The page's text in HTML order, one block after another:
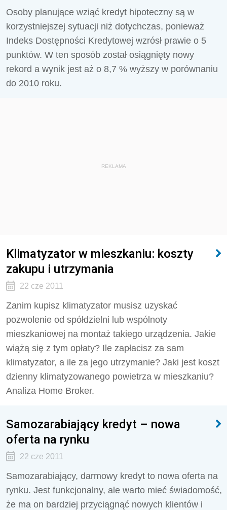
Osoby planujące wziąć kredyt hipoteczny są w
korzystniejszej sytuacji niż dotychczas, ponieważ
Indeks Dostępności Kredytowej wzrósł prawie o 5
punktów. W ten sposób został osiągnięty nowy
rekord a wynik jest aż o 8,7 % wyższy w porównaniu
do 2010 roku.
REKLAMA
Klimatyzator w mieszkaniu: koszty
zakupu i utrzymania
22 cze 2011
Zanim kupisz klimatyzator musisz uzyskać
pozwolenie od spółdzielni lub wspólnoty
mieszkaniowej na montaż takiego urządzenia. Jakie
wiążą się z tym opłaty? Ile zapłacisz za sam
klimatyzator, a ile za jego utrzymanie? Jaki jest koszt
dzienny klimatyzowanego powietrza w mieszkaniu?
Analiza Home Broker.
Samozarabiający kredyt – nowa
oferta na rynku
22 cze 2011
Samozarabiający, darmowy kredyt to nowa oferta na
rynku. Jest funkcjonalny, ale warto mieć świadomość,
że ma on bardziej przyciągnąć nowych klientów i